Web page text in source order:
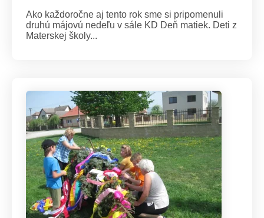
Ako každoročne aj tento rok sme si pripomenuli
druhú májovú nedeľu v sále KD Deň matiek. Deti z
Materskej školy...